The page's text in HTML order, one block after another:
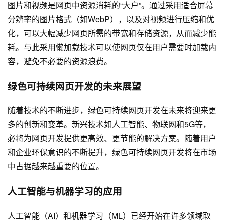
图片和视频是网页中资源消耗的“大户”。通过采用适合屏幕
分辨率的图片格式（如WebP），以及对视频进行压缩和优
化，可以大幅减少网页所需的带宽和存储资源，从而减少能
耗。与此采用懒加载技术可以使网页仅在用户需要时加载内
容，避免不必要的资源浪费。
绿色可持续网页开发的未来展望
随着技术的不断进步，绿色可持续网页开发在未来将迎来更
多的创新和变革。新兴技术如人工智能、物联网和5G等，
必将为网页开发提供更高效、更节能的解决方案。随着用户
和企业环保意识的不断提升，绿色可持续网页开发将在市场
中占据越来越重要的位置。
人工智能与机器学习的应用
人工智能（AI）和机器学习（ML）已经开始在许多领域取